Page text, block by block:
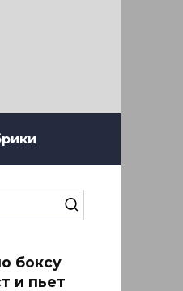
боксу
и пьет